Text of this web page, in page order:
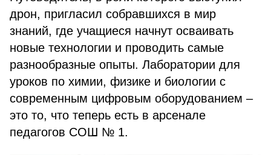
дрон, пригласил собравшихся в мир
знаний, где учащиеся начнут осваивать
новые технологии и проводить самые
разнообразные опыты. Лаборатории для
уроков по химии, физике и биологии с
современным цифровым оборудованием –
это то, что теперь есть в арсенале
педагогов СОШ № 1.